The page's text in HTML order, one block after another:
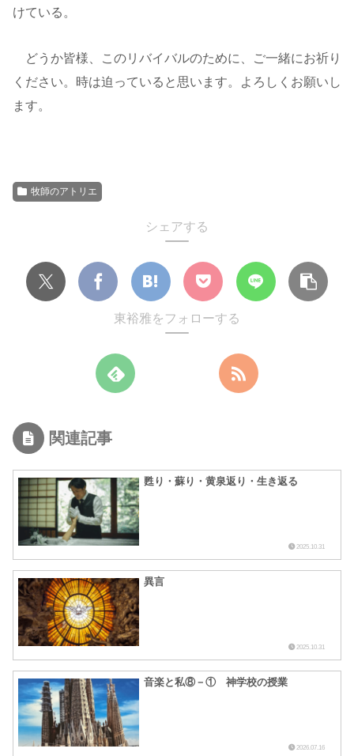
けている。
どうか皆様、このリバイバルのために、ご一緒にお祈り
ください。時は迫っていると思います。よろしくお願いし
ます。
牧師のアトリエ
シェアする
東裕雅をフォローする
関連記事
甦り・蘇り・黄泉返り・生き返る
2025.10.31
異言
2025.10.31
音楽と私⑧－① 神学校の授業
2026.07.16